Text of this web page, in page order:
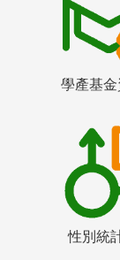
學產基
性別統